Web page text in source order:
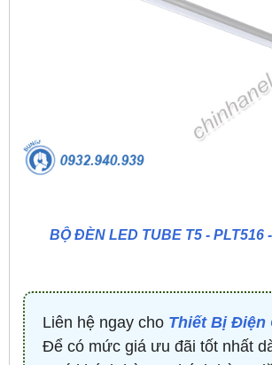
BỘ ĐÈN LED TUBE T5 - PLT516
Liên hệ ngay cho Thiết Bị Điện
Để có mức giá ưu đãi tốt nhất